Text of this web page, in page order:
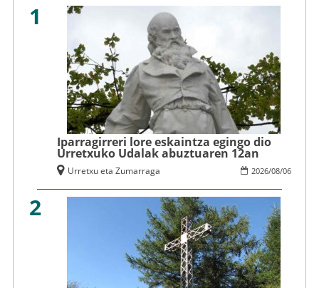
1
Iparragirreri lore eskaintza egingo dio
Urretxuko Udalak abuztuaren 12an
2026/08/06
Urretxu eta Zumarraga
2